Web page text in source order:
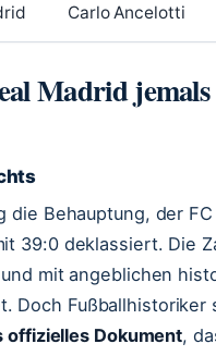
Carlo Ancelotti
Madrid
die Behauptung, der
39:0 deklassiert. Die
mit angeblichen
Doch Fußballhistoriker
offizielles Dokument,